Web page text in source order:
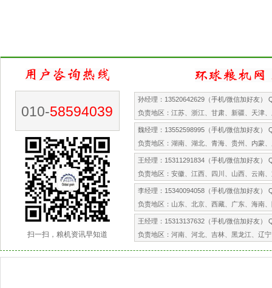
010-58594039
扫一扫，粮机资讯早知道
孙经理：13520642629（手机/微信加好友）
负责地区：江苏、浙江、甘肃、新疆、天津
魏经理：13552598995（手机/微信加好友）
负责地区：湖南、湖北、青海、贵州、内蒙
王经理：15311291834（手机/微信加好友）
负责地区：安徽、江西、四川、山西、云南
李经理：15340094058（手机/微信加好友）
负责地区：山东、北京、西藏、广东、海南
王经理：15313137632（手机/微信加好友）
负责地区：河南、河北、吉林、黑龙江、辽宁